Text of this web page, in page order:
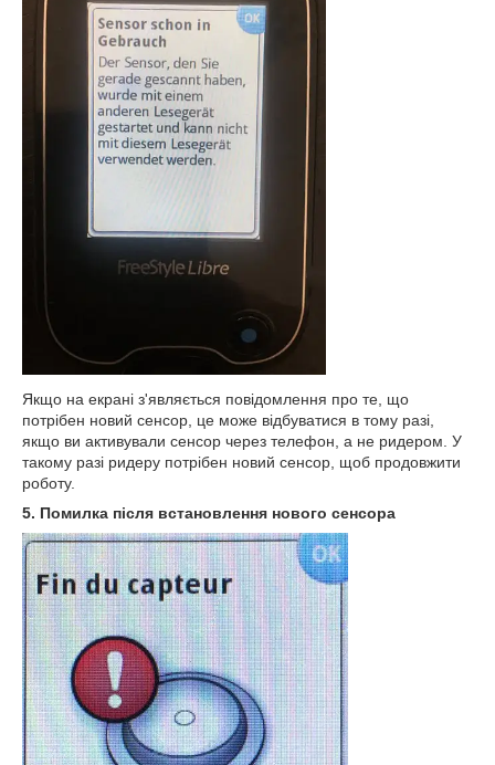
Якщо на екрані з'являється повідомлення про те, що
потрібен новий сенсор, це може відбуватися в тому разі,
якщо ви активували сенсор через телефон, а не ридером. У
такому разі ридеру потрібен новий сенсор, щоб продовжити
роботу.
5. Помилка після встановлення нового сенсора